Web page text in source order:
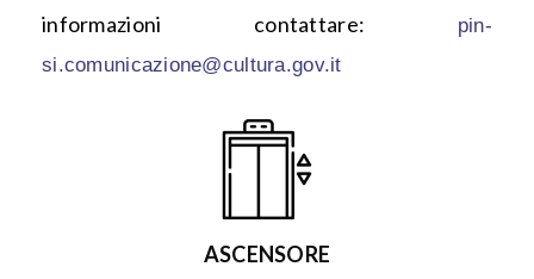
informazioni contattare:
pin-
si.comunicazione@cultura.gov.it
ASCENSORE